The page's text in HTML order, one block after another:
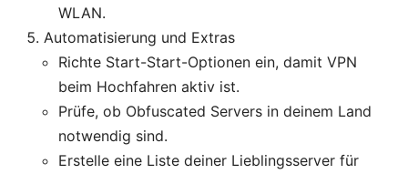
WLAN.
Automatisierung und Extras
Richte Start-Start-Optionen ein, damit VPN
beim Hochfahren aktiv ist.
Prüfe, ob Obfuscated Servers in deinem Land
notwendig sind.
Erstelle eine Liste deiner Lieblingsserver für